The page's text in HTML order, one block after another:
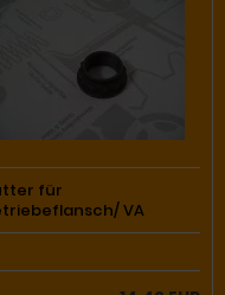
für
VA
461